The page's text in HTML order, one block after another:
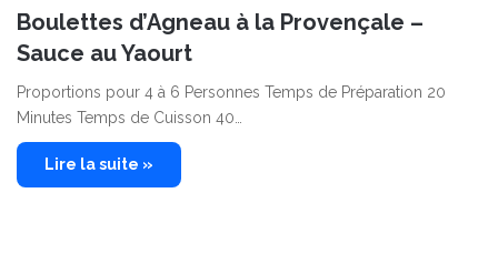
Boulettes d’Agneau à la Provençale –
Sauce au Yaourt
Proportions pour 4 à 6 Personnes Temps de Préparation 20
Minutes Temps de Cuisson 40…
Lire la suite »